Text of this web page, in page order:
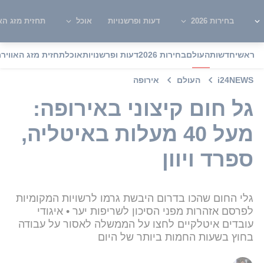
בחירות 2026 דעות ופרשנויות אוכל תחזית מזג
ראשיחדשותהעולםבחירות 2026 דעות ופרשנויותאוכלתחזית מזג האוויר
i24NEWS העולם אירופה
גל חום קיצוני באירופה:
מעל 40 מעלות באיטליה,
ספרד ויוון
גלי החום שהכו בדרום היבשת גרמו לרשויות המקומיות
לפרסם אזהרות מפני הסיכון לשריפות יער • איגודי
עובדים איטלקיים לחצו על הממשלה לאסור על עבודה
בחוץ בשעות החמות ביותר של היום